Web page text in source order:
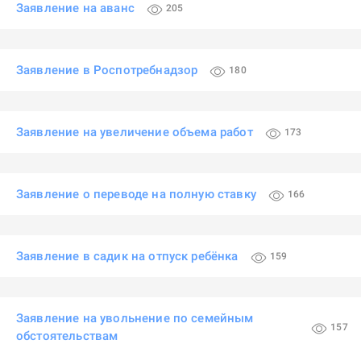
Заявление на аванс 205
Заявление в Роспотребнадзор 180
Заявление на увеличение объема работ 173
Заявление о переводе на полную ставку 166
Заявление в садик на отпуск ребёнка 159
Заявление на увольнение по семейным
обстоятельствам
157